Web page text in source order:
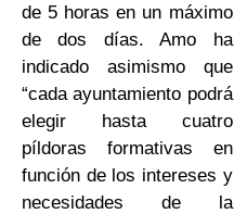
de 5 horas en un máximo
de dos días. Amo ha
indicado asimismo que
“cada ayuntamiento podrá
elegir hasta cuatro
píldoras formativas en
función de los intereses y
necesidades de la